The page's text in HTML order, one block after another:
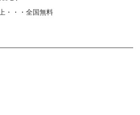
・・・全国無料